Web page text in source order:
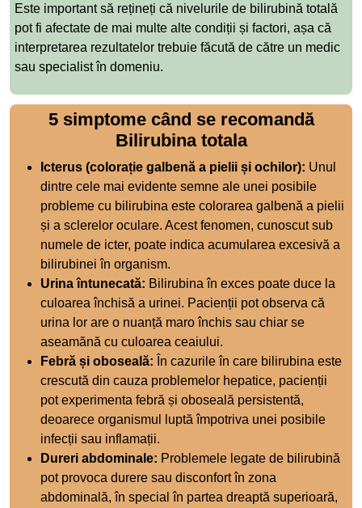
Este important să rețineți că nivelurile de bilirubină totală
pot fi afectate de mai multe alte condiții și factori, așa că
interpretarea rezultatelor trebuie făcută de către un medic
sau specialist în domeniu.
5 simptome când se recomandă
Bilirubina totala
Icterus (colorație galbenă a pielii și ochilor): Unul
dintre cele mai evidente semne ale unei posibile
probleme cu bilirubina este colorarea galbenă a pielii
și a sclerelor oculare. Acest fenomen, cunoscut sub
numele de icter, poate indica acumularea excesivă a
bilirubinei în organism.
Urina întunecată: Bilirubina în exces poate duce la
culoarea închisă a urinei. Pacienții pot observa că
urina lor are o nuanță maro închis sau chiar se
aseamănă cu culoarea ceaiului.
Febră și oboseală: În cazurile în care bilirubina este
crescută din cauza problemelor hepatice, pacienții
pot experimenta febră și oboseală persistentă,
deoarece organismul luptă împotriva unei posibile
infecții sau inflamații.
Dureri abdominale: Problemele legate de bilirubină
pot provoca durere sau disconfort în zona
abdominală, în special în partea dreaptă superioară,